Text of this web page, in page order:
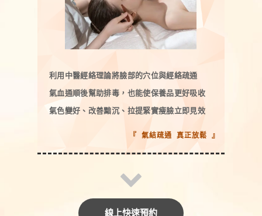
利用中醫經絡理論將臉部的穴位與經絡疏通
氣血通順後幫助排毒，也能使保養品更好吸收
氣色變好、改善黯沉、拉提緊實瘦臉立即見效
『 氣結疏通 真正放鬆 』
線上快速預約